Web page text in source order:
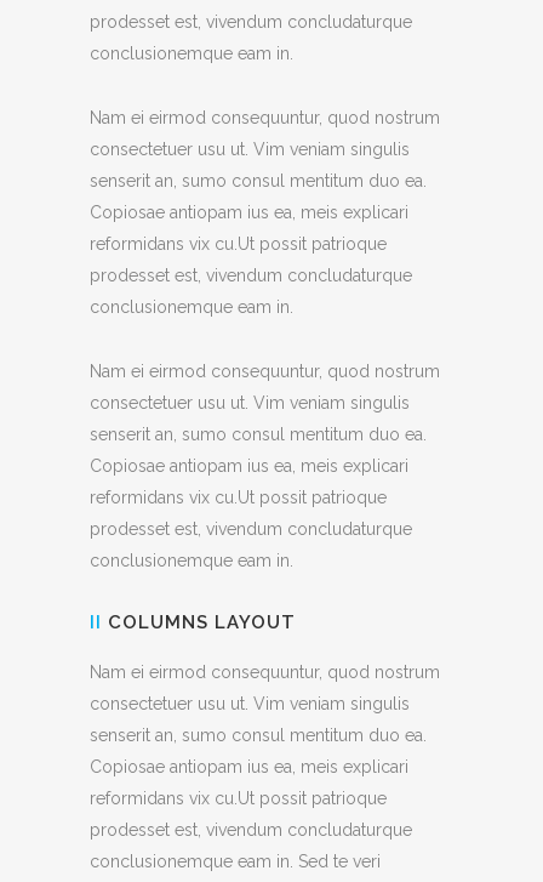
prodesset est, vivendum concludaturque
conclusionemque eam in.
Nam ei eirmod consequuntur, quod nostrum
consectetuer usu ut. Vim veniam singulis
senserit an, sumo consul mentitum duo ea.
Copiosae antiopam ius ea, meis explicari
reformidans vix cu.Ut possit patrioque
prodesset est, vivendum concludaturque
conclusionemque eam in.
Nam ei eirmod consequuntur, quod nostrum
consectetuer usu ut. Vim veniam singulis
senserit an, sumo consul mentitum duo ea.
Copiosae antiopam ius ea, meis explicari
reformidans vix cu.Ut possit patrioque
prodesset est, vivendum concludaturque
conclusionemque eam in.
II COLUMNS LAYOUT
Nam ei eirmod consequuntur, quod nostrum
consectetuer usu ut. Vim veniam singulis
senserit an, sumo consul mentitum duo ea.
Copiosae antiopam ius ea, meis explicari
reformidans vix cu.Ut possit patrioque
prodesset est, vivendum concludaturque
conclusionemque eam in. Sed te veri